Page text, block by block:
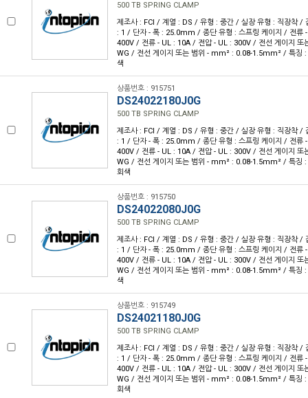
500 TB SPRING CLAMP
제조사 : FCI / 계열 : DS / 유형 : 중간 / 실장 유형 : 직장착 /
: 1 / 단자 - 폭 : 25.0mm / 종단 유형 : 스프링 케이지 / 전류
400V / 전류 - UL : 10A / 전압 - UL : 300V / 전선 게이지 또
WG / 전선 게이지 또는 범위 - mm² : 0.08-1.5mm² / 특징 :
색
상품번호 : 915751
DS24022180J0G
500 TB SPRING CLAMP
제조사 : FCI / 계열 : DS / 유형 : 중간 / 실장 유형 : 직장착 /
: 1 / 단자 - 폭 : 25.0mm / 종단 유형 : 스프링 케이지 / 전류
400V / 전류 - UL : 10A / 전압 - UL : 300V / 전선 게이지 또
WG / 전선 게이지 또는 범위 - mm² : 0.08-1.5mm² / 특징 :
회색
상품번호 : 915750
DS24022080J0G
500 TB SPRING CLAMP
제조사 : FCI / 계열 : DS / 유형 : 중간 / 실장 유형 : 직장착 /
: 1 / 단자 - 폭 : 25.0mm / 종단 유형 : 스프링 케이지 / 전류
400V / 전류 - UL : 10A / 전압 - UL : 300V / 전선 게이지 또
WG / 전선 게이지 또는 범위 - mm² : 0.08-1.5mm² / 특징 :
색
상품번호 : 915749
DS24021180J0G
500 TB SPRING CLAMP
제조사 : FCI / 계열 : DS / 유형 : 중간 / 실장 유형 : 직장착 /
: 1 / 단자 - 폭 : 25.0mm / 종단 유형 : 스프링 케이지 / 전류
400V / 전류 - UL : 10A / 전압 - UL : 300V / 전선 게이지 또
WG / 전선 게이지 또는 범위 - mm² : 0.08-1.5mm² / 특징 :
회색